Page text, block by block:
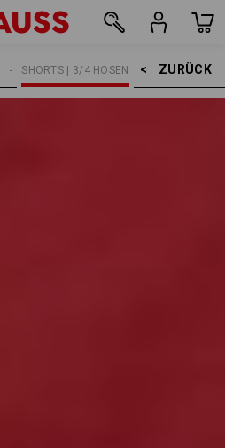
ZURÜCK    >
SHORTS | 3/4 HOSEN